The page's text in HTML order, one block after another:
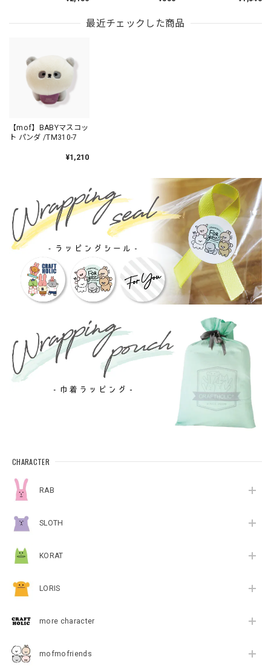
CHARACTER
RAB
SLOTH
KORAT
LORIS
more character
mofmofriends
最近チェックした商品
【mof】BABYマスコッ
ト パンダ /TM310-7
¥1,210